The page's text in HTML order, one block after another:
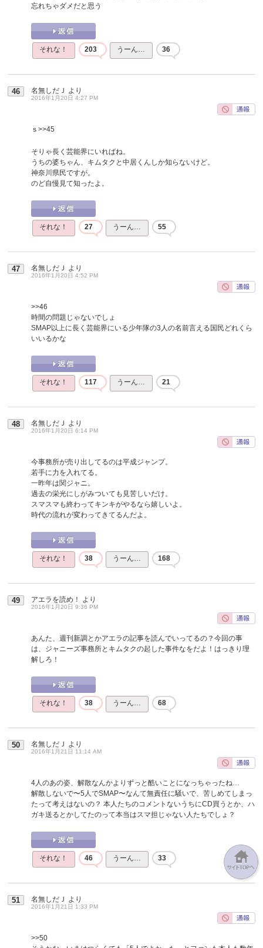
忘れちゃダメだと思う
それな！ 203 うーん… 36
46 名無しだＪ より
2016年1月20日 4:27 PM
ｓ >>45
そりゃ長く芸能界にいればね。
うちの婆ちゃん、キムタクと中居くんしか知らないけど。
神奈川県民ですが。
のど自慢見て知ったよ。
それな！ 27 うーん… 55
47 名無しだＪ より
2016年1月20日 4:52 PM
>>46
時間の問題じゃないでしょ
SMAP以上に長く芸能界にいる少年隊の3人の名前言える国民どれくら
いいるかな
それな！ 117 うーん… 21
48 名無しだＪ より
2016年1月20日 6:14 PM
今事務所が売り出してるのは平成ジャンプ。
若手に力を入れてる。
一昨年は関ジャニ。
過去の栄光にしがみついても見苦しいだけ。
スマスマも終わってキンキがやるなら嬉しいよ。
時代の流れが変わってきてるんだよ。
それな！ 38 うーん… 168
49 アエラを読め！ より
2016年1月20日 9:36 PM
あんた、週刊新調とかアエラの記事を読んでいってるの？今回の事
は、ジャニーズ事務所とキムタクの起した事件なをだよ！はっきり理
解しろ！
それな！ 38 うーん… 68
50 名無しだＪ より
2016年1月21日 11:14 AM
4人のあの姿、解散なんかよりずっと酷いことになっちゃったね…
解散しないで〜5人でSMAP〜なんて無責任に騒いで、苦しめてしまっ
たって考えはないの？ 本人たちのコメントないうちにCD買うとか、ハ
ガキ送るとかしてたのって本当はスマ担じゃない人たちでしょ？
それな！ 46 うーん… 33
51 名無しだＪ より
2016年1月21日 1:33 PM
>>50